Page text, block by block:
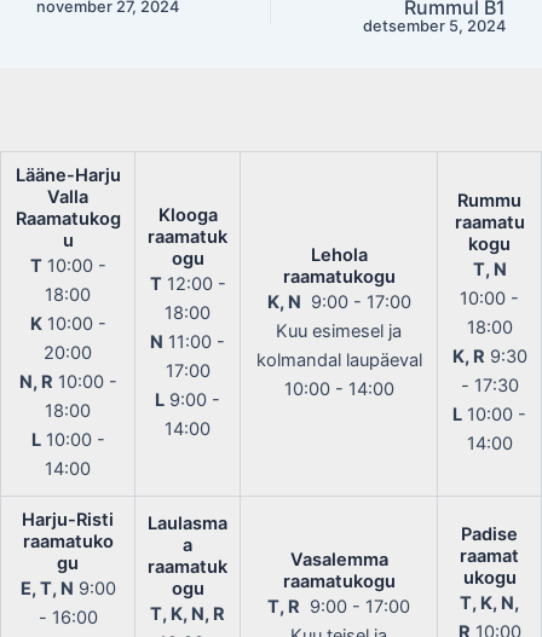
navigation
november 27, 2024
Rummul B1
detsember 5, 2024
Lääne-Harju
Valla
Raamatukog
u
T10:00 -
18:00
K10:00 -
20:00
N, R 10:00 -
18:00
L10:00 -
14:00
Klooga
raamatuk
ogu
T12:00 -
18:00
N 11:00 -
17:00
L 9:00 -
14:00
Lehola
raamatukogu
K, N 9:00 - 17:00
Kuu esimesel ja
kolmandal laupäeval
10:00 - 14:00
Rummu
raamatu
kogu
T, N
10:00 -
18:00
K, R 9:30
- 17:30
L 10:00 -
14:00
Harju-Risti
raamatuko
gu
E, T, N 9:00
- 16:00
Laulasma
a
raamatuk
ogu
T, K, N, R
Vasalemma
raamatukogu
T, R 9:00 - 17:00
Padise
raamat
ukogu
T, K, N,
R 10:00